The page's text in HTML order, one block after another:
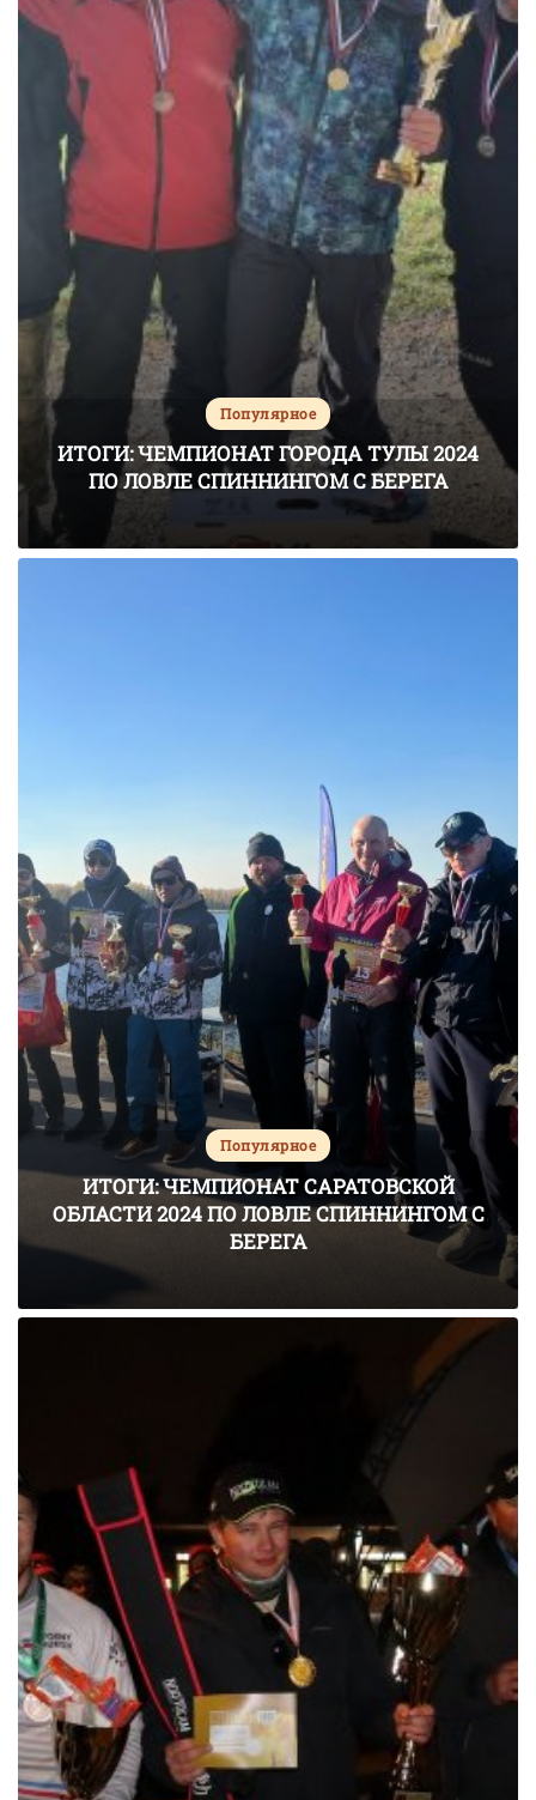
Популярное
ИТОГИ: ЧЕМПИОНАТ ГОРОДА ТУЛЫ 2024
ПО ЛОВЛЕ СПИННИНГОМ С БЕРЕГА
Популярное
ИТОГИ: ЧЕМПИОНАТ САРАТОВСКОЙ
ОБЛАСТИ 2024 ПО ЛОВЛЕ СПИННИНГОМ С
БЕРЕГА